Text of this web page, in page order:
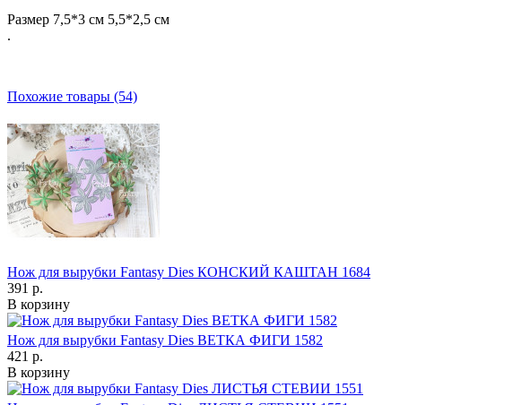
Размер 7,5*3 см 5,5*2,5 см
.
Похожие товары (54)
Нож для вырубки Fantasy Dies КОНСКИЙ КАШТАН 1684
391 р.
В корзину
Нож для вырубки Fantasy Dies ВЕТКА ФИГИ 1582
421 р.
В корзину